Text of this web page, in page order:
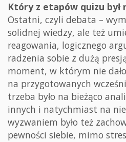
Który z etapów quizu był
Ostatni, czyli debata –
solidnej wiedzy, ale też
reagowania, logicznego
radzenia sobie z dużą
moment, w którym nie
na przygotowanych
trzeba było na bieżąco
innych i natychmiast na
wyzwaniem było też
pewności siebie, mimo